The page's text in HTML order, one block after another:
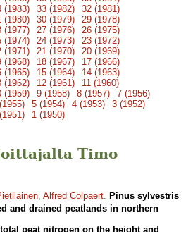
(1983)
33 (1982)
32 (1981)
(1980)
30 (1979)
29 (1978)
(1977)
27 (1976)
26 (1975)
(1974)
24 (1973)
23 (1972)
(1971)
21 (1970)
20 (1969)
(1968)
18 (1967)
17 (1966)
(1965)
15 (1964)
14 (1963)
(1962)
12 (1961)
11 (1960)
(1959)
9 (1958) 8 (1957)
7 (1956)
5 (1954) 4 (1953)
3 (1952)
1 (1950)
Timo
, Alfred Colpaert. Pinus sylvestris
and drained peatlands in northern
peat nitrogen on the height and